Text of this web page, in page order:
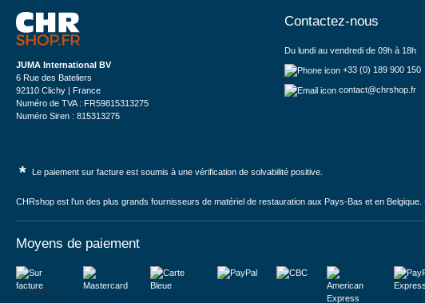
JUMA International BV
6 Rue des Bateliers
92110 Clichy | France
Numéro de TVA : FR59815313275
Numéro Siren : 815313275
Contactez-nous
Du lundi au vendredi de 09h à 18h
+33 (0) 189 900 150
contact@chrshop.fr
* Le paiement sur facture est soumis à une vérification de solvabilité positive.
CHRshop est l'un des plus grands fournisseurs de matériel de restauration aux Pays-Bas et en
Moyens de paiement
Sur facture